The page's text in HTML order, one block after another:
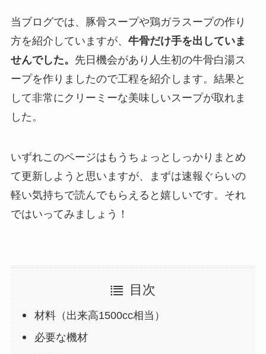
当ブログでは、豚骨スープや鶏ガラスープの作り
方を紹介していますが、 牛骨だけ手を出していま
せんでした。 先日機会があり人生初の牛骨白湯ス
ープを作りましたので工程を紹介します。結果と
して非常にクリーミーな美味しいスープが取れま
した。
いずれこのページはもうちょっとしっかりまとめ
て更新しようと思いますが、まずは速報ぐらいの
軽い気持ちで読んでもらえると嬉しいです。それ
ではいってみましょう！
目次
材料（出来高1500cc相当）
必要な機材